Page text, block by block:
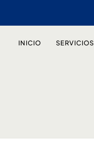
INICIO SERVICIOS